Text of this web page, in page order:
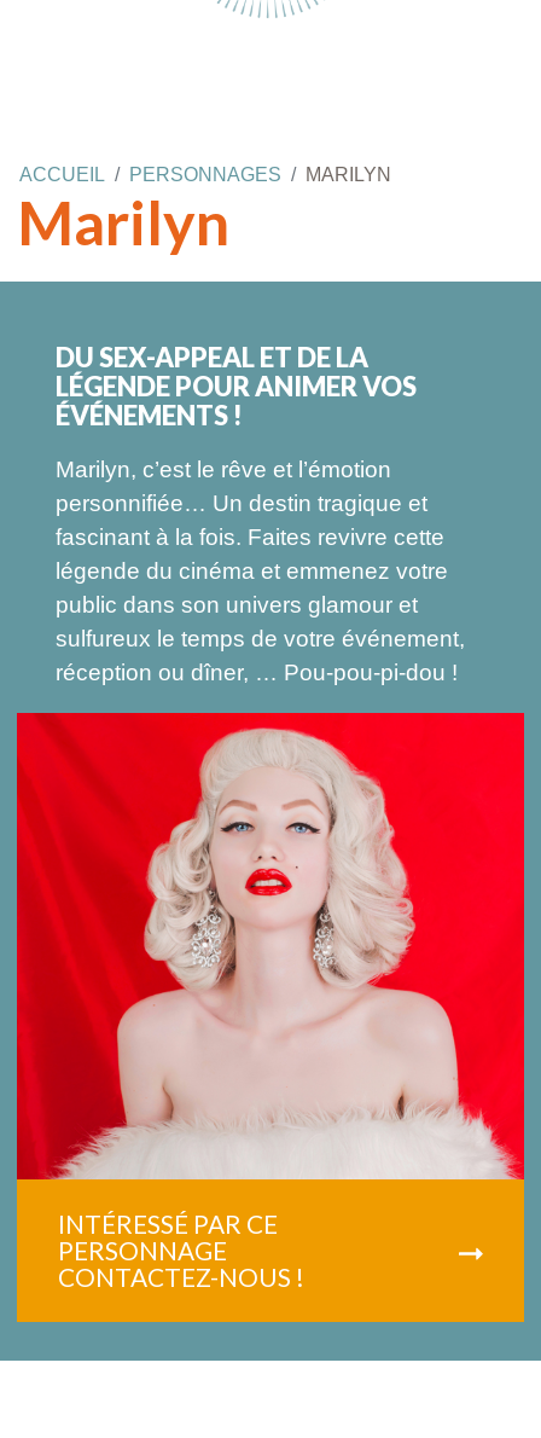
ACCUEIL PERSONNAGES MARILYN
Marilyn
DU SEX-APPEAL ET DE LA
LÉGENDE POUR ANIMER VOS
ÉVÉNEMENTS !
Marilyn, c’est le rêve et l’émotion
personnifiée… Un destin tragique et
fascinant à la fois. Faites revivre cette
légende du cinéma et emmenez votre
public dans son univers glamour et
sulfureux le temps de votre événement,
réception ou dîner, … Pou-pou-pi-dou !
INTÉRESSÉ PAR CE
PERSONNAGE
CONTACTEZ-NOUS !